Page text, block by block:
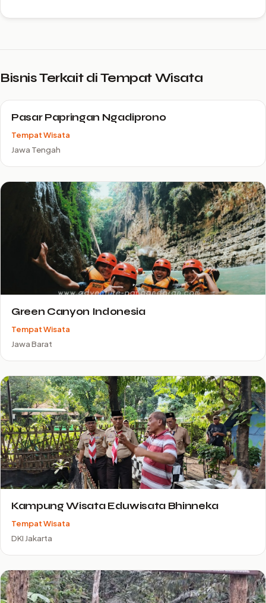
Bisnis Terkait di Tempat Wisata
Pasar Papringan Ngadiprono
Tempat Wisata
Jawa Tengah
Green Canyon Indonesia
Tempat Wisata
Jawa Barat
Kampung Wisata Eduwisata Bhinneka
Tempat Wisata
DKI Jakarta